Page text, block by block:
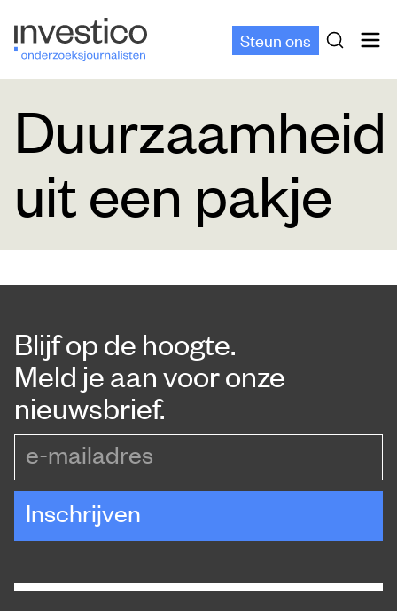
Steun ons
Duurzaamheid
uit een pakje
Blijf op de hoogte.
Meld je aan voor onze
nieuwsbrief.
Inschrijven